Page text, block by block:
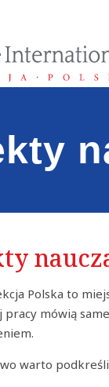
Polska to
pracy mówią
warto